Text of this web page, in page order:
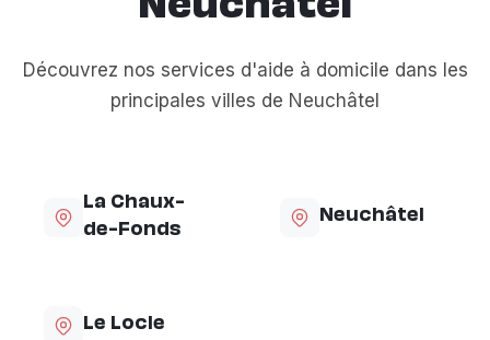
Neuchâtel
Découvrez nos services d'aide à domicile dans les
principales villes de Neuchâtel
La Chaux-
de-Fonds
Neuchâtel
Le Locle